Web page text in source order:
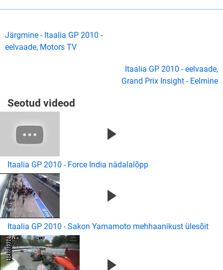
Järgmine - Itaalia GP 2010 -
eelvaade, Motors TV
Itaalia GP 2010 - eelvaade,
Grand Prix Insight - Eelmine
Seotud videod
Itaalia GP 2010 - Force India nädalalõpp
Itaalia GP 2010 - Sakon Yamamoto mehhaanikust ülesõit